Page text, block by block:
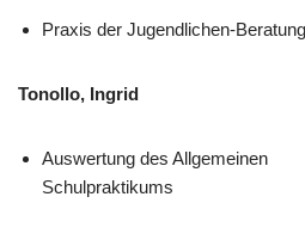
Praxis der Jugendlichen-
Tonollo, Ingrid
Auswertung des Allgemeinen